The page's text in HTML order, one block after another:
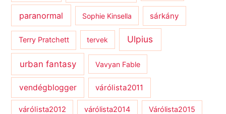
paranormal Sophie Kinsella sárkány
Terry Pratchett tervek Ulpius
urban fantasy Vavyan Fable
vendégblogger várólista2011
várólista2012 várólista2014 Várólista2015